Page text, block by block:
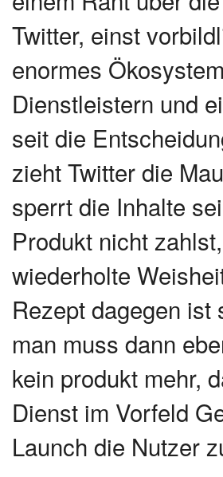
Twitter, einst
enormes
Dienstleistern und
seit die
zieht Twitter die
sperrt die Inhalte
Produkt nicht
wiederholte
Rezept dagegen
man muss dann
kein produkt mehr,
Dienst im Vorfeld
Launch die Nutzer